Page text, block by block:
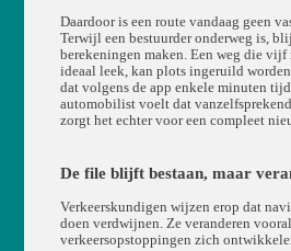
Daardoor is een route vandaag geen
Terwijl een bestuurder onderweg is,
berekeningen maken. Een weg die
ideaal leek, kan plots ingeruild
dat volgens de app enkele minuten
automobilist voelt dat vanzelfsprekend
zorgt het echter voor een compleet
De file blijft bestaan, maar
Verkeerskundigen wijzen erop dat
doen verdwijnen. Ze veranderen
verkeersopstoppingen zich